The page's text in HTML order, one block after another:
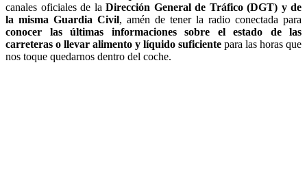
canales oficiales de la Dirección General de Tráfico (DGT) y de
la misma Guardia Civil, amén de tener la radio conectada para
conocer las últimas informaciones sobre el estado de las
carreteras o llevar alimento y líquido suficiente para las horas que
nos toque quedarnos dentro del coche.